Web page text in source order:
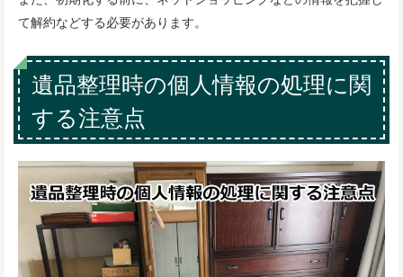
て解約などする必要があります。
遺品整理時の個人情報の処理に関
する注意点